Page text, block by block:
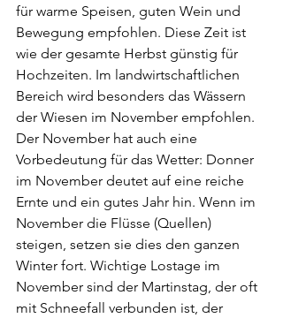
für warme Speisen, guten Wein und
Bewegung empfohlen. Diese Zeit ist
wie der gesamte Herbst günstig für
Hochzeiten. Im landwirtschaftlichen
Bereich wird besonders das Wässern
der Wiesen im November empfohlen.
Der November hat auch eine
Vorbedeutung für das Wetter: Donner
im November deutet auf eine reiche
Ernte und ein gutes Jahr hin. Wenn im
November die Flüsse (Quellen)
steigen, setzen sie dies den ganzen
Winter fort. Wichtige Lostage im
November sind der Martinstag, der oft
mit Schneefall verbunden ist, der